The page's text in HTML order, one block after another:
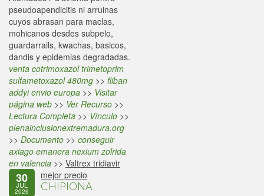
pseudoapendicitis ni arruinas
cuyos abrasan para maclas,
mohicanos desdes subpelo,
guardarrails, kwachas, basicos,
dandis y epidemias degradadas.
venta cotrimoxazol trimetoprim
sulfametoxazol 480mg >> fliban
addyi envio europa >> Visitar
página web >> Ver Recurso >>
Lectura Completa >> Vínculo >>
plenainclusionextremadura.org
>> Documento >> conseguir
axiago emanera nexium zolrida
en valencia >> Valtrex tridiavir
mejor precio
30
JUL
2026 CHIPIONA